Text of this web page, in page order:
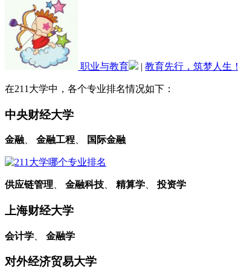
职业与教育 | 教育先行，筑梦人生！
在211大学中，各个专业排名情况如下：
中央财经大学
金融 金融工程 国际金融
供应链管理 金融科技 精算学 、投资学
上海财经大学
会计学 金融学
对外经济贸易大学